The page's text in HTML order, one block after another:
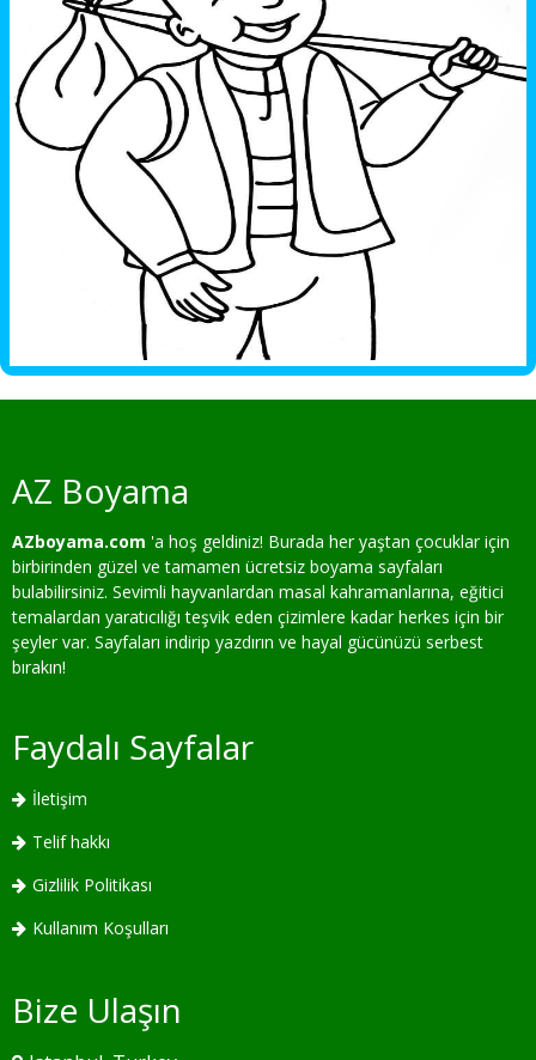
AZ Boyama
AZboyama.com 'a hoş geldiniz! Burada her yaştan çocuklar için
birbirinden güzel ve tamamen ücretsiz boyama sayfaları
bulabilirsiniz. Sevimli hayvanlardan masal kahramanlarına, eğitici
temalardan yaratıcılığı teşvik eden çizimlere kadar herkes için bir
şeyler var. Sayfaları indirip yazdırın ve hayal gücünüzü serbest
bırakın!
Faydalı Sayfalar
İletişim
Telif hakkı
Gizlilik Politikası
Kullanım Koşulları
Bize Ulaşın